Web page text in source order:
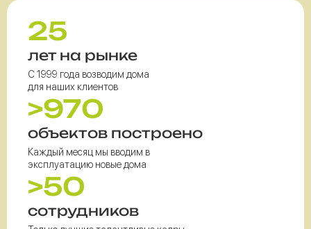
25
лет на рынке
С 1999 года возводим дома
для наших клиентов
>970
объектов построено
Каждый месяц мы вводим в
эксплуатацию новые дома
>50
сотрудников